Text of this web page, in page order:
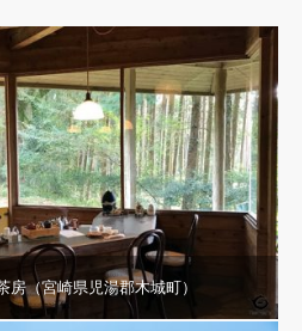
（宮崎県児湯郡木城町）